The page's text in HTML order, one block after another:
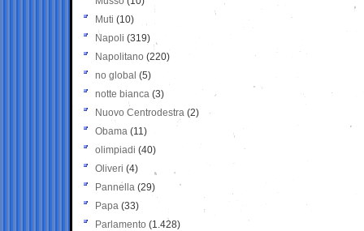
Muti (10)
Napoli (319)
Napolitano (220)
no global (5)
notte bianca (3)
Nuovo Centrodestra (2)
Obama (11)
olimpiadi (40)
Oliveri (4)
Pannella (29)
Papa (33)
Parlamento (1.428)